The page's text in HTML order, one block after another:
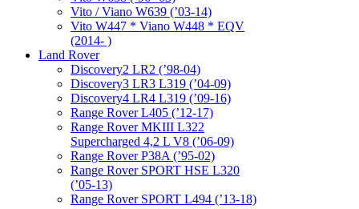
Vito / Viano W639 (’03-14)
Vito W447 * Viano W448 * EQV
(2014- )
Land Rover
Discovery2 LR2 (’98-04)
Discovery3 LR3 L319 (’04-09)
Discovery4 LR4 L319 (’09-16)
Range Rover L405 (’12-17)
Range Rover MKIII L322
Supercharged 4,2 L V8 (’06-09)
Range Rover P38A (’95-02)
Range Rover SPORT HSE L320
(’05-13)
Range Rover SPORT L494 (’13-18)